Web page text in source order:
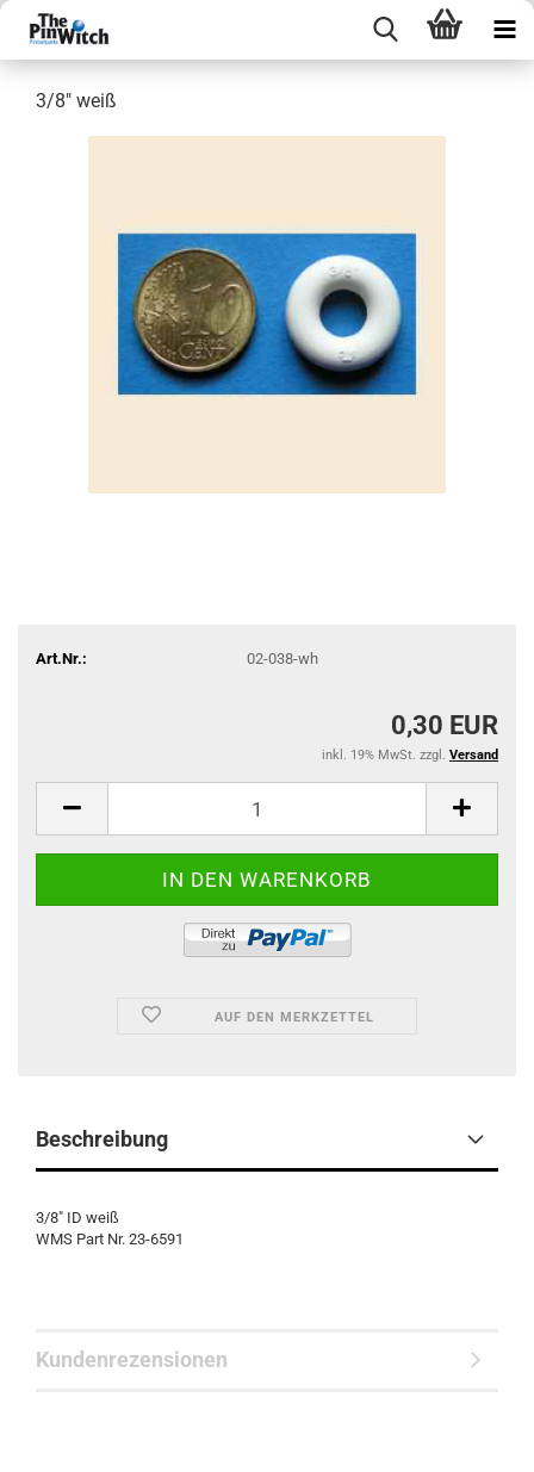
3/8" weiß
Art.Nr.: 02-038-wh
0,30 EUR
inkl. 19% MwSt. zzgl. Versand
AUF DEN MERKZETTEL
Beschreibung
3/8" ID weiß
WMS Part Nr. 23-6591
Kundenrezensionen